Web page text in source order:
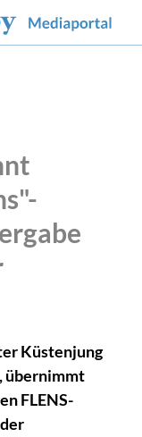
Küstenjung
übernimmt
FLENS-